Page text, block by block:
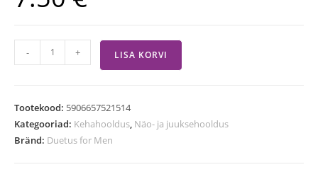
- + LISA KORVI
Tootekood: 5906657521514
Kategooriad: Kehahooldus, Näo- ja juuksehooldus
Bränd: Duetus for Men